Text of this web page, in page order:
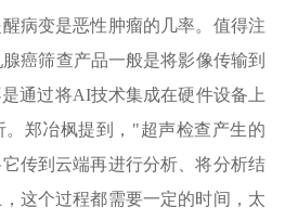
病变是恶性肿瘤的几率。值得注
腺癌筛查产品一般是将影像传输到
通过将AI技术集成在硬件设备上
。郑冶枫提到，"超声检查产生的
传到云端再进行分析、将分析结
这个过程都需要一定的时间，太